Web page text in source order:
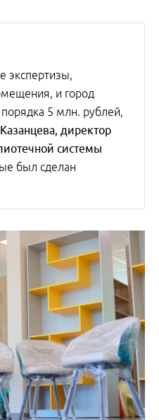
экспертизы,
и город
5 млн. рублей,
директор
системы
был сделан